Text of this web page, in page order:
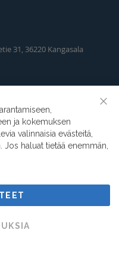
31, 36220 Kangasala
Suodatinmestarit © 2026
ja kokemuksen
valinnaisia evästeitä,
haluat tietää enemmän,